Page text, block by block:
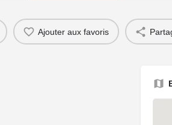
Ajouter aux favoris